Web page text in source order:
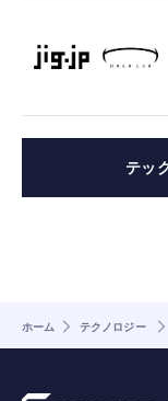
テッ
ホーム テクノロジー